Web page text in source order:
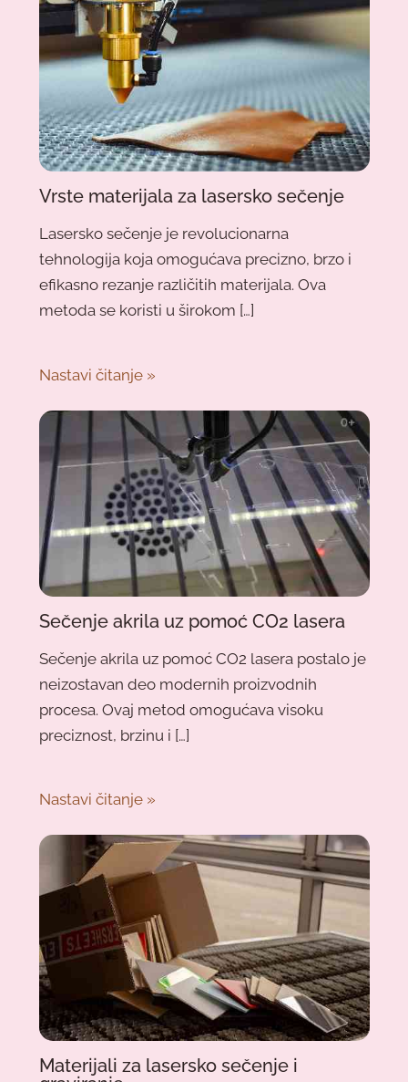
Vrste materijala za lasersko sečenje
Lasersko sečenje je revolucionarna
tehnologija koja omogućava precizno, brzo i
efikasno rezanje različitih materijala. Ova
metoda se koristi u širokom […]
Nastavi čitanje »
Sečenje akrila uz pomoć CO2 lasera
Sečenje akrila uz pomoć CO2 lasera postalo je
neizostavan deo modernih proizvodnih
procesa. Ovaj metod omogućava visoku
preciznost, brzinu i […]
Nastavi čitanje »
Materijali za lasersko sečenje i